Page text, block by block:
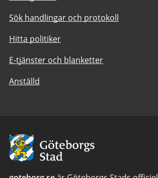
Sök handlingar och protokoll
Hitta politiker
E-tjänster och blanketter
Anställd
Avsändare:
Göteborgs
Stad